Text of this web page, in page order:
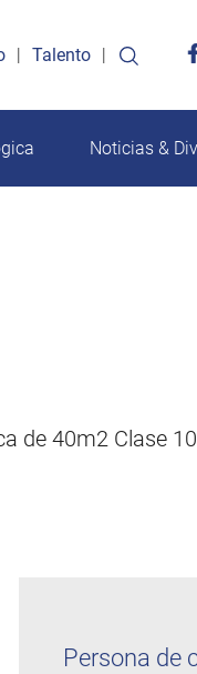
Talento
Noticias &
de 40m2 Clase
Persona de